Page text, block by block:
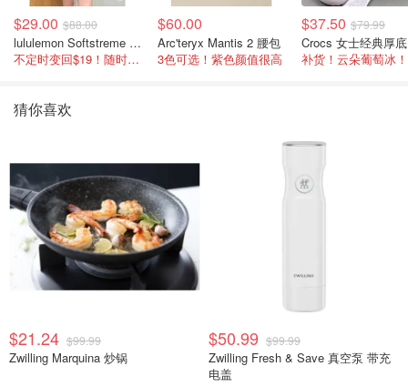
$29.00 $88.00
lululemon Softstreme 女士高腰短裤 10cm
不定时变回$19！随时点进来看
$60.00
Arc'teryx Mantis 2 腰包
3色可选！紫色颜值很高
$37.50 $79.99
补货！云朵葡萄冰！
猜你喜欢
$21.24 $99.99
Zwilling Marquina 炒锅
$50.99 $99.99
Zwilling Fresh & Save 真空泵 带充
电盖